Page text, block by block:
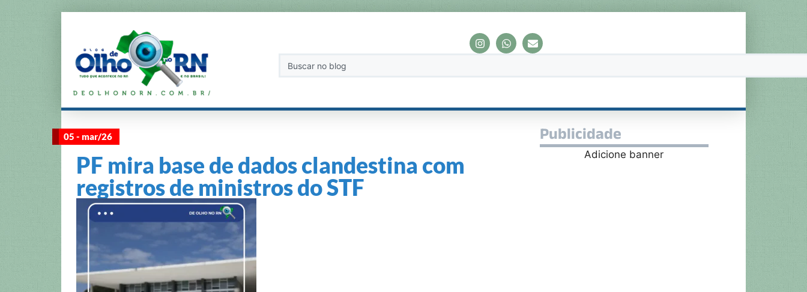
05 - mar/26
PF mira base de dados clandestina com
registros de ministros do STF
Publicidade
Adicione banner